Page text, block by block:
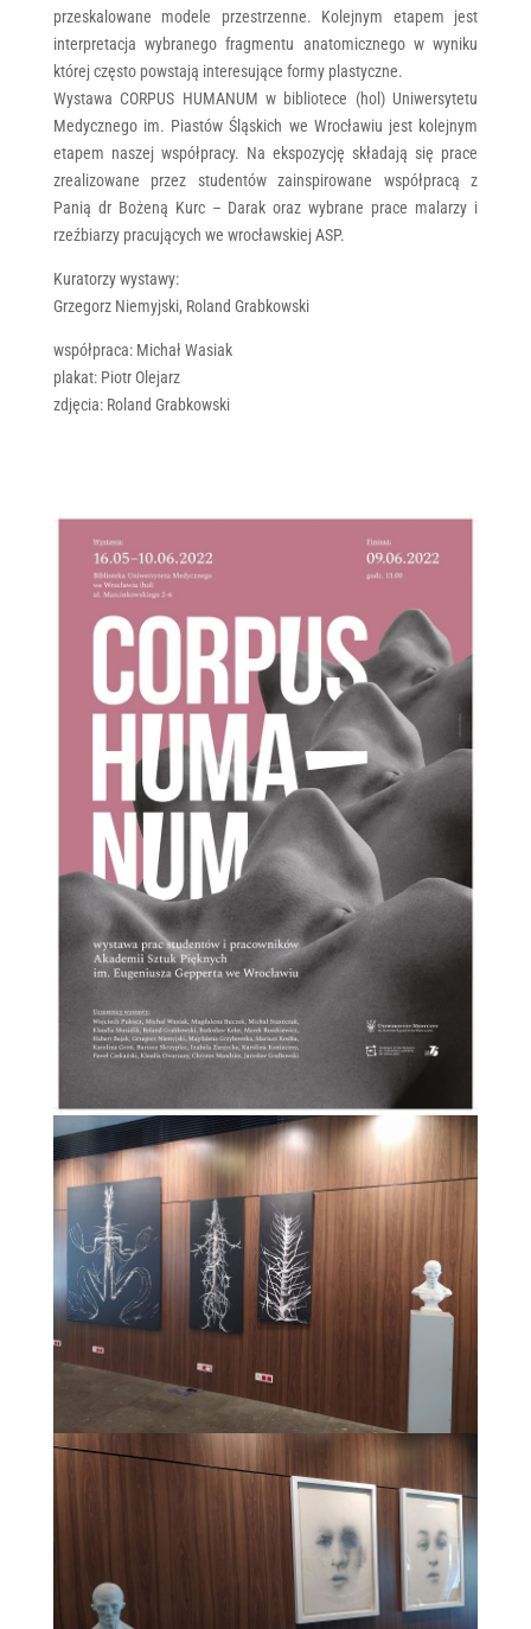
przeskalowane modele przestrzenne. Kolejnym etapem jest
interpretacja wybranego fragmentu anatomicznego w wyniku
której często powstają interesujące formy plastyczne.
Wystawa CORPUS HUMANUM w bibliotece (hol) Uniwersytetu
Medycznego im. Piastów Śląskich we Wrocławiu jest kolejnym
etapem naszej współpracy. Na ekspozycję składają się prace
zrealizowane przez studentów zainspirowane współpracą z
Panią dr Bożeną Kurc – Darak oraz wybrane prace malarzy i
rzeźbiarzy pracujących we wrocławskiej ASP.
Kuratorzy wystawy:
Grzegorz Niemyjski, Roland Grabkowski
współpraca: Michał Wasiak
plakat: Piotr Olejarz
zdjęcia: Roland Grabkowski